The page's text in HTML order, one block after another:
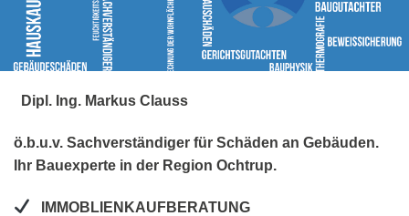
Dipl. Ing. Markus Clauss
ö.b.u.v. Sachverständiger für Schäden an Gebäuden.
Ihr Bauexperte in der Region Ochtrup.
IMMOBLIENKAUFBERATUNG